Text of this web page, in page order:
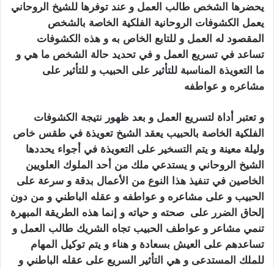
يحضرها الشخص طالب العمل و عند توفرها للشيخ الروحاني
يعمل الكشوفات الروحانية الفلكية الخاصة بالشخص
المقصود له العمل و للتابع الخاص به و هذه الكشوفات
تساعد في تسريع العمل و في تحديد حالة الشخص ما هي و
ما التعويذة المناسبة للتأثير على الحبيب و للتأثير على
مشاعره و عواطفه
و تعتبر أداة لتسريع العمل و بعد ظهور نتيجة الكشوفات
الفلكية الخاصة بالحبيب يعقد الشيخ تعويذة في طقس خاص
وليلة معينة و يتم التسخير على التعويذة في أجواء يحددها
الشيخ الروحاني و يستدعي ملك من أحد الملوك العلويين
الخاصين في تنفيذ هذا النوع من الأعمال بدقة و سرعة على
الحبيب و على مشاعره و عواطفه و عقله الباطني و من دون
إلحاق الضرر على صحته و حياته و إنما هذه الطريقة المبهرة
تنمي مشاعر و عواطف الحبيب تجاه الشريك طالب العمل و
تساعدهم على العيش بسعادة و هناء و يتم توكيل المهام
للملك المستدعى و هي التأثير السريع على عقله الباطني و